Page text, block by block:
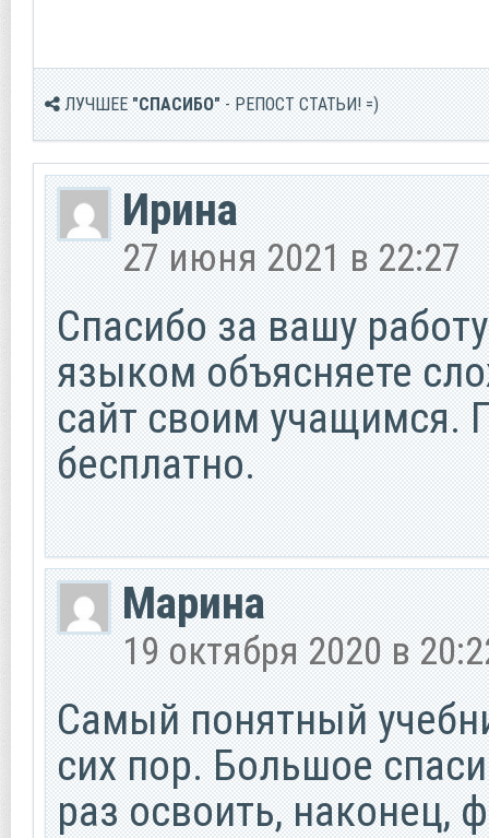
ЛУЧШЕЕ "СПАСИБО" - РЕПОСТ СТАТЬИ! =)
Ирина
27 июня 2021 в 22:27
Спасибо за вашу
языком объясняете
сайт своим учащимся.
бесплатно.
Марина
19 октября 2020 в
Самый понятный
сих пор. Большое
раз освоить, наконец,